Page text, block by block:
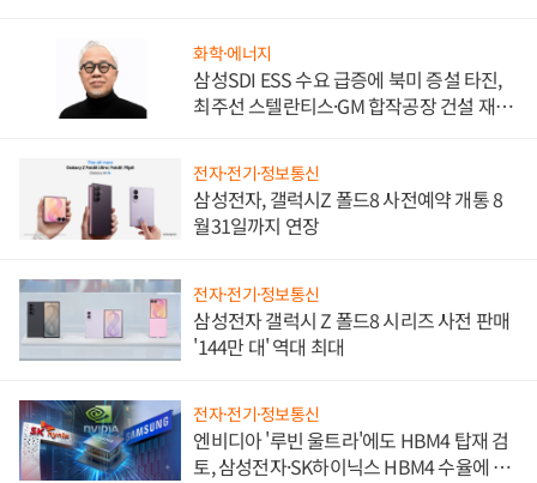
화학·에너지
삼성SDI ESS 수요 급증에 북미 증설 타진,
최주선 스텔란티스·GM 합작공장 건설 재추
전자·전기·정보통신
삼성전자, 갤럭시Z 폴드8 사전예약 개통 8
월31일까지 연장
전자·전기·정보통신
삼성전자 갤럭시 Z 폴드8 시리즈 사전 판매
'144만 대' 역대 최대
전자·전기·정보통신
엔비디아 '루빈 울트라'에도 HBM4 탑재 검
토, 삼성전자·SK하이닉스 HBM4 수율에 주